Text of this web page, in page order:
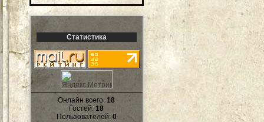
Статистика
Онлайн всего:18
Гостей:18
Пользователей: 0